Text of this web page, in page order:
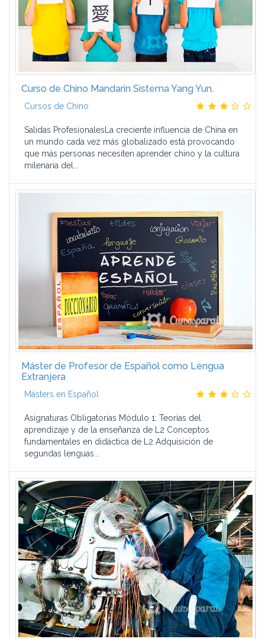
Curso de Chino Mandarín Sistema Yang Yun.
Cursos de Chino
Salidas ProfesionalesLa creciente influencia de China en
un mundo cada vez más globalizado está provocando
que más personas necesiten aprender chino y la cultura
milenaria del...
Máster de Profesor de Español como Lengua
Extranjera
Másters en Español
Asignaturas Obligatorias Módulo 1: Teorías del
aprendizaje y de la enseñanza de L2 Conceptos
fundamentales en didáctica de L2 Adquisición de
segundas lenguas...